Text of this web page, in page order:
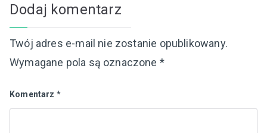
Dodaj komentarz
Twój adres e-mail nie zostanie opublikowany.
Wymagane pola są oznaczone *
Komentarz *